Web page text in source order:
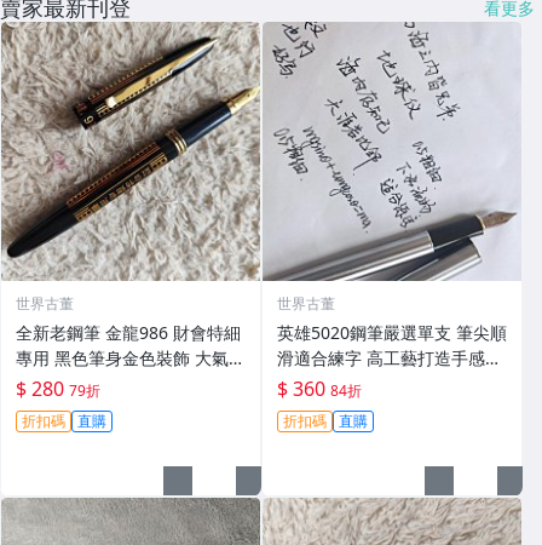
賣家最新刊登 看更多
世界古董
全新老鋼筆 金龍986 財會特細
專用 黑色筆身金色裝飾 大氣順
滑好寫 小明尖 筆夾輕微氧化
無損毫毛 新手舊藏共賞 財會鋼
筆 傳承工藝 滑動自如 古典風
$ 280 79折
折扣碼 直購
世界古董
英雄5020鋼筆嚴選單支 筆尖順
滑適合練字 高工藝打造手感佳
英雄5020 鋪筆 卡其色 鉑金鍍
工藝 經典款式 英雄5020 鋪筆
時尚經典 字體工整
$ 360 84折
折扣碼 直購